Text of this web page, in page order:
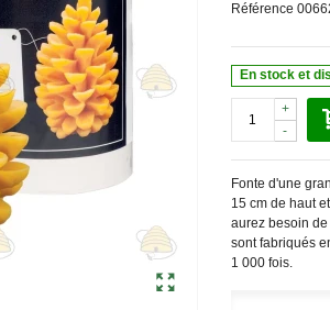
Référence
En stock et
-
+
Fonte d'une
15 cm de haut
aurez besoin
sont fabriqués
1 000 fois.